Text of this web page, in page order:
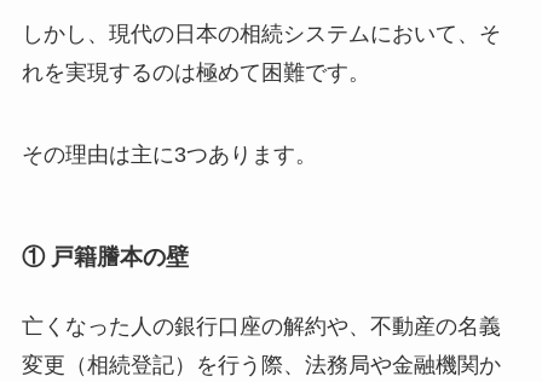
しかし、現代の日本の相続システムにおいて、そ
れを実現するのは極めて困難です。
その理由は主に3つあります。
① 戸籍謄本の壁
亡くなった人の銀行口座の解約や、不動産の名義
変更（相続登記）を行う際、法務局や金融機関か